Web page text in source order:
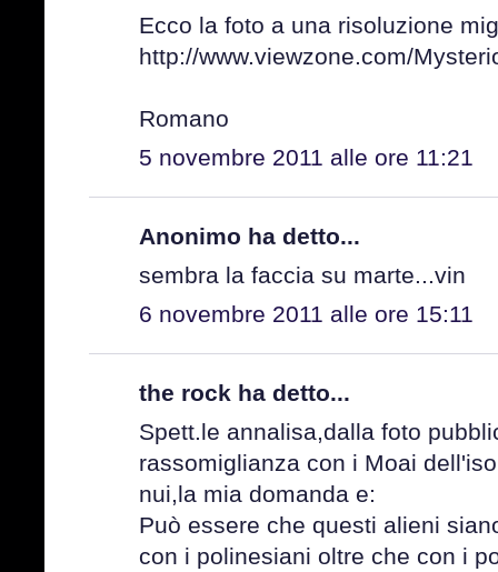
Ecco la foto a una risoluzione
http://www.viewzone.com/
Romano
5 novembre 2011 alle ore 11:21
Anonimo ha detto...
sembra la faccia su marte...vin
6 novembre 2011 alle ore 15:11
the rock ha detto...
Spett.le annalisa,dalla foto
rassomiglianza con i Moai
nui,la mia domanda e:
Può essere che questi alieni
con i polinesiani oltre che con i